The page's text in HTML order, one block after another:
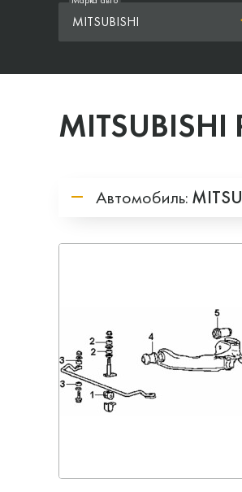
MITSUBISHI
MITSUBISHI
Автомобиль: